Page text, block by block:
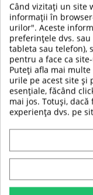
Ventilatie cu
2 fata sus
4 de evacuare
Captuseala
detasabila si
Spatioasa pe
Inchidere sigura
Margini
Material:fibra
Greutate:1,350
Potrivita pentru
Când vizitați un site
informații în
urilor". Aceste
preferințele dvs.
tableta sau telefon),
pentru a face ca
Puteți afla mai
urile pe acest site și
esențiale, făcând
mai jos. Totuși,
experiența dvs. pe